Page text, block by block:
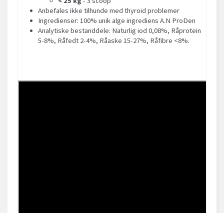
Anbefales ikke tilhunde med thyroid problemer
Ingredienser: 100% unik alge ingrediens A.N ProDen
Analytiske bestanddele: Naturlig iod 0,08%, Råprotein
5-8%, Råfedt 2-4%, Råaske 15-27%, Råfibre <8%.